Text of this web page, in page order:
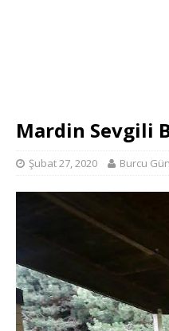
Mardin Sevgili
Şubat 27, 2020 Burcu